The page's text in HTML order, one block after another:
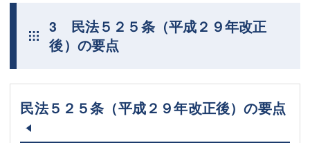
3 民法５２５条（平成２９年改正
後）の要点
民法５２５条（平成２９年改正後）の要点